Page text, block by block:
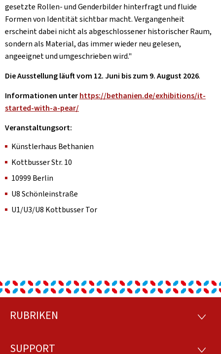
gesetzte Rollen- und Genderbilder hinterfragt und fluide
Formen von Identität sichtbar macht. Vergangenheit
erscheint dabei nicht als abgeschlossener historischer Raum,
sondern als Material, das immer wieder neu gelesen,
angeeignet und umgeschrieben wird."
Die Ausstellung läuft vom 12. Juni bis zum 9. August 2026.
Informationen unterhttps://bethanien.de/exhibitions/it-
started-with-a-pear/
Veranstaltungsort:
Künstlerhaus Bethanien
Kottbusser Str. 10
10999 Berlin
U8 Schönleinstraße
U1/U3/U8 Kottbusser Tor
Footer
RUBRIKEN
SUPPORT